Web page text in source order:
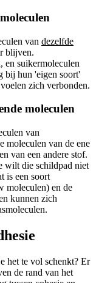
van dezelfde
blijven.
en suikermoleculen
bij hun 'eigen soort'
zich verbonden.
moleculen
van
moleculen van de ene
van een andere stof.
wilt die schildpad niet
is een soort
moleculen) en de
kunnen zich
het te vol schenkt? Er
de rand van het